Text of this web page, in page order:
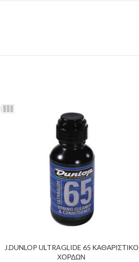
J.DUNLOP ULTRAGLIDE 65 ΚΑΘΑΡΙΣΤΙΚΟ
ΧΟΡΔΩΝ